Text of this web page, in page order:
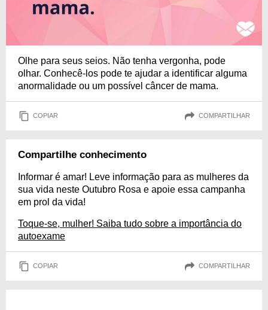
Olhe para seus seios. Não tenha vergonha, pode
olhar. Conhecê-los pode te ajudar a identificar alguma
anormalidade ou um possível câncer de mama.
COPIAR COMPARTILHAR
Compartilhe conhecimento
Informar é amar! Leve informação para as mulheres da
sua vida neste Outubro Rosa e apoie essa campanha
em prol da vida!
Toque-se, mulher! Saiba tudo sobre a importância do
autoexame
COPIAR COMPARTILHAR